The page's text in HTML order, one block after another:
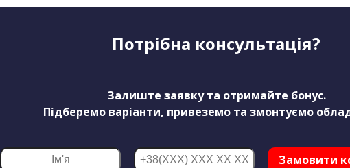
Потрібна консультація?
Залиште заявку та отримайте бонус.
Підберемо варіанти, привеземо та змонтуємо
Замовити